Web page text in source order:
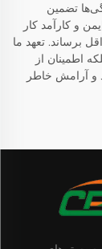
تضمین
و کارآمد کار
برساند. تعهد ما
اطمینان از
و آرامش خاطر